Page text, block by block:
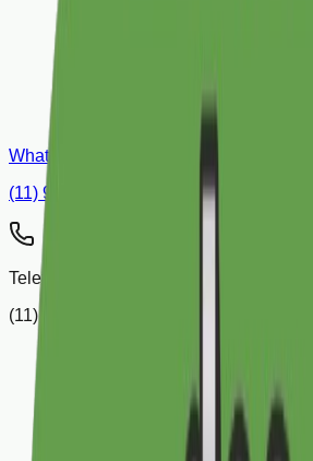
WhatsApp
(11) 9 4726-3984
Telefones
(11) 3337-5665 | 3333-7263 | 3224-9208